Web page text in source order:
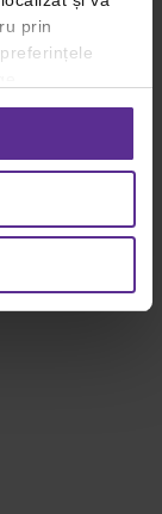
prin
către